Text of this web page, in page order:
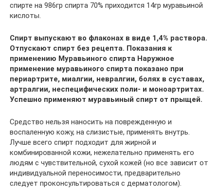
спирте на 986гр спирта 70% приходится 14гр муравьиной
кислоты.
Спирт выпускают во флаконах в виде 1,4% раствора.
Отпускают спирт без рецепта. Показания к
применению Муравьиного спирта Наружное
применение муравьиного спирта показано при
периартрите, миалгии, невралгии, болях в суставах,
артралгии, неспецифических поли- и моноартритах.
Успешно применяют муравьиный спирт от прыщей.
Средство нельзя наносить на поврежденную и
воспаленную кожу, на слизистые, применять внутрь.
Лучше всего спирт подходит для жирной и
комбинированной кожи, нежелательно применять его
людям с чувствительной, сухой кожей (но все зависит от
индивидуальной переносимости, предварительно
следует проконсультироваться с дерматологом).